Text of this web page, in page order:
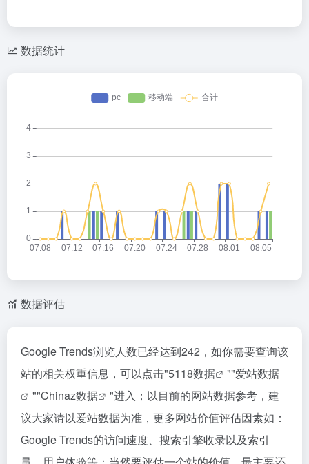
数据统计
数据评估
Google Trends浏览人数已经达到242，如你需要查询该
站的相关权重信息，可以点击"5118数据 ""爱站数据
""Chinaz数据
"进入；以目前的网站数据参考，建
议大家请以爱站数据为准，更多网站价值评估因素如：
Google Trends的访问速度、搜索引擎收录以及索引